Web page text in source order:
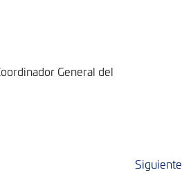
General del
Siguiente